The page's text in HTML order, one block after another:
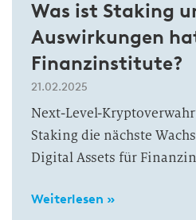
Was ist Staking
Auswirkungen
Finanzinstitute?
21.02.2025
Next-Level-
Staking die nächste
Digital Assets für
Weiterlesen »